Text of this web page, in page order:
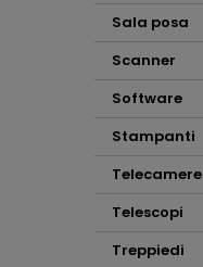
Sala posa
Scanner
Software
Stampanti
Telecamere
Telescopi
Treppiedi
Affabilità e
professionalità ...
che altro !!!